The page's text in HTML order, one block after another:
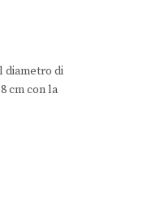
diametro di
cm con la